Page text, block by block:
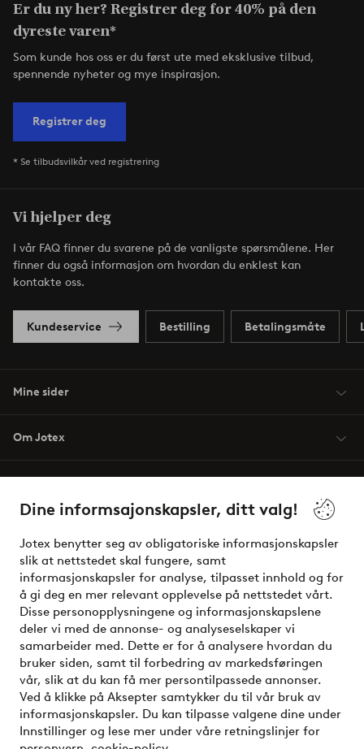
Dine informsajonskapsler, ditt valg!
Jotex benytter seg av obligatoriske informasjonskapsler
slik at nettstedet skal fungere, samt
informasjonskapsler for analyse, tilpasset innhold og for
å gi deg en mer relevant opplevelse på nettstedet vårt.
Disse personopplysningene og informasjonskapslene
deler vi med de annonse- og analyseselskaper vi
samarbeider med. Dette er for å analysere hvordan du
bruker siden, samt til forbedring av markedsføringen
vår, slik at du kan få mer persontilpassede annonser.
Ved å klikke på Aksepter samtykker du til vår bruk av
informasjonskapsler. Du kan tilpasse valgene dine under
Innstillinger og lese mer under våre retningslinjer for
Er du ny her? Registrer deg for 40% på den
dyreste varen*
Som kunde hos oss er du først ute med eksklusive tilbud,
spennende nyheter og mye inspirasjon.
Registrer deg
* Se tilbudsvilkår ved registrering
Vi hjelper deg
I vår FAQ finner du svarene på de vanligste spørsmålene. Her
finner du også informasjon om hvordan du enklest kan
kontakte oss.
Kundeservice Bestilling Betalingsmåte
Mine sider
Om Jotex
Venner
Sikre betalinger - Betal direkte eller del opp
Vil du vite mer om våre betalingsalternativer?
elpy